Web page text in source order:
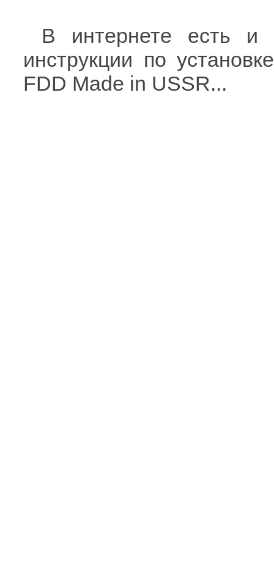
В интернете есть и
инструкции по
FDD Made in USSR...